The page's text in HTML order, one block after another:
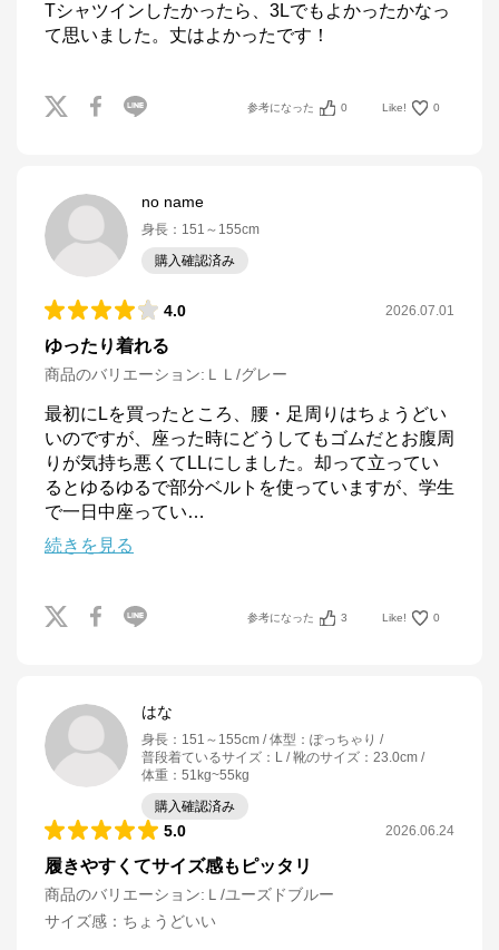
Tシャツインしたかったら、3Lでもよかったかなっ
て思いました。丈はよかったです！
参考になった 0 Like! 0
no name
身長 ： 151～155cm
購入確認済み
4.0 2026.07.01
ゆったり着れる
商品のバリエーション: ＬＬ/グレー
最初にLを買ったところ、腰・足周りはちょうどい
いのですが、座った時にどうしてもゴムだとお腹周
りが気持ち悪くてLLにしました。却って立ってい
るとゆるゆるで部分ベルトを使っていますが、学生
で一日中座ってい…
続きを見る
参考になった 3 Like! 0
はな
身長 ： 151～155cm 体型 ： ぽっちゃり
普段着ているサイズ ： L 靴のサイズ ： 23.0cm
体重 ： 51kg~55kg
購入確認済み
5.0 2026.06.24
履きやすくてサイズ感もピッタリ
商品のバリエーション: Ｌ/ユーズドブルー
サイズ感 ： ちょうどいい